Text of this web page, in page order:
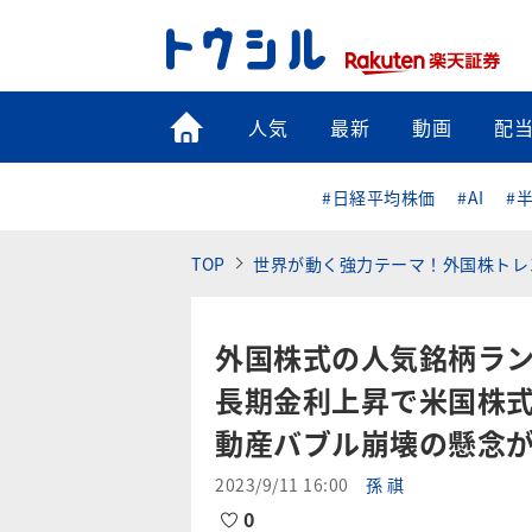
トップ
人気 最新 動画 配当
#日経平均株価 #AI #
TOP 世界が動く強力テーマ！外国株ト
外国株式の人気銘柄ラ
長期金利上昇で米国株
動産バブル崩壊の懸念
2023/9/11 16:00 孫 祺
0